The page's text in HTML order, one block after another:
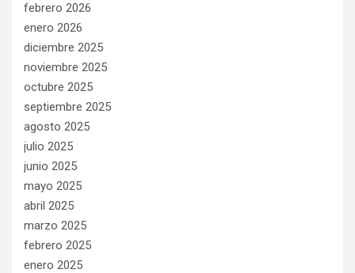
febrero 2026
enero 2026
diciembre 2025
noviembre 2025
octubre 2025
septiembre 2025
agosto 2025
julio 2025
junio 2025
mayo 2025
abril 2025
marzo 2025
febrero 2025
enero 2025